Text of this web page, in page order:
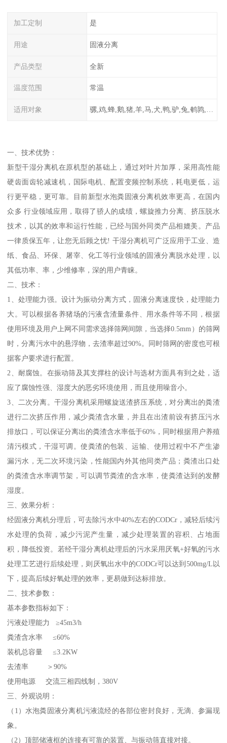
加工定制 是
用途 固液分离
产品类型 全新
温度范围 常温
适用对象 骡,鸡,蜂,鹅,猪,羊,马,犬,鸭,驴,兔,鹌鹑,牛,鸽
一、技术优势：
新型干湿分离机在原机型的基础上，通过对叶片加厚，采用高性能
硬齿面齿轮减速机，国际电机、配置变频控制系统，耗电更低，运
行更平稳，更可靠。目前新型水泡粪固液分离机效率更高，在国内
众多 行业领域应用，取得了骄人的成绩，螺旋推力分离、挤压脱水
技术，以其的效率和运行性能，已经与国外同类产品相媲美。产品
一律质保五年，让您无后顾之忧! 干湿分离机可广泛应用于工业、造
纸、食品、环保、屠宰、化工等行业领域的固液分离脱水处理，以
其低功率、率，少维修率，深的用户青睐。
二、技术：
1、处理能力强。设计为振动分离方式，固液分离速度快，处理能力
大。可以根据各养猪场的污液含渣量条件、用水条件等不同，根据
使用环境及用户上网不同需求选择筛网间隙，当选择0.5mm）的筛网
时，分离污水中的悬浮物，去渣率超过90%。同时筛网的密度也可根
据客户要求进行配置。
2、耐腐蚀。在振动筛及其支撑柱的设计与选材方面具有到之处，适
应了腐蚀性强、湿度大的恶劣环境使用，而且使用噪音小。
3、二次分离。干湿分离机采用螺旋送渣挤压系统，对分离出的粪渣
进行二次挤压作用，减少粪渣含水量，并且在出渣前设有挤压污水
排放口，可以保证分离出的粪渣含水率低于60%，同时根据用户养殖
清污模式，干湿可调。使粪渣的包装、运输、使用过程中不产生渗
漏污水，无二次环境污染，性能国内外其他同类产品；粪渣出口处
的粪渣含水率调节架，可以调节粪渣的含水率，使粪渣达到的发酵
湿度。
三、效果分析：
经固液分离机分理后，可去除污水中40%左右的CODCr，减轻后续污
水处理的负荷，减少污泥产生量，减少处理装置的容积、占地面
积，降低投资。若经干湿分离机处理后的污水采用厌氧+好氧的污水
处理工艺进行后续处理，则厌氧出水中的CODCr可以达到500mg/L以
下，提高后续好氧处理的效率，更易做到达标排放。
二、技术参数：
基本参数指标如下：
污液处理能力 ≥45m3/h
粪渣含水率 ≤60%
装机总容量 ≤3.2KW
去渣率 ＞90%
使用电源 交流三相四线制，380V
三、外观说明：
（1）水泡粪固液分离机污液流经的各部位密封良好，无滴、参漏现
象。
（2）顶部储液框的连接有可靠的装置、与振动筛直接对接。